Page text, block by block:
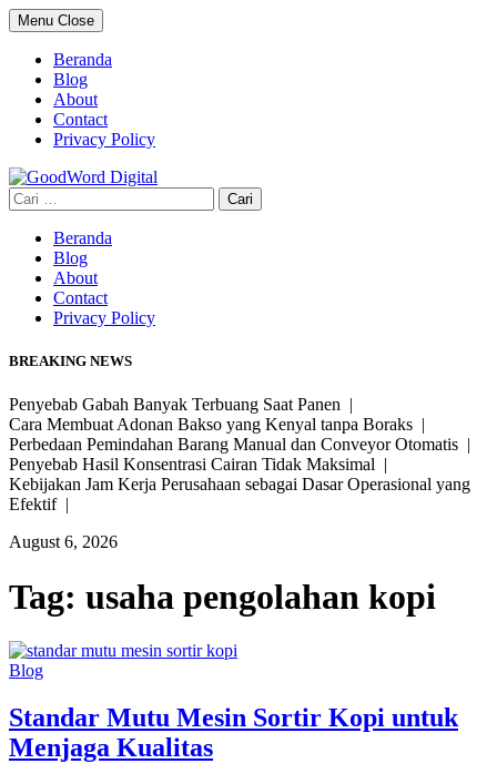
Skip
to
content
Menu Close
Beranda
Blog
About
Contact
Privacy Policy
Cari
untuk:
Beranda
Blog
About
Contact
Privacy Policy
BREAKING NEWS
Penyebab Gabah Banyak Terbuang Saat Panen |
Cara Membuat Adonan Bakso yang Kenyal tanpa Boraks |
Perbedaan Pemindahan Barang Manual dan Conveyor Otomatis |
Penyebab Hasil Konsentrasi Cairan Tidak Maksimal |
Kebijakan Jam Kerja Perusahaan sebagai Dasar Operasional yang
Efektif |
August 6, 2026
Tag: usaha pengolahan kopi
Blog
Standar Mutu Mesin Sortir Kopi untuk
Menjaga Kualitas